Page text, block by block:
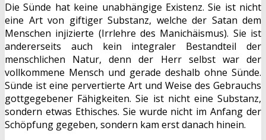
Die Sünde hat keine unabhängige Existenz. Sie ist nicht
eine Art von giftiger Substanz, welche der Satan dem
Menschen injizierte (Irrlehre des Manichäismus). Sie ist
andererseits auch kein integraler Bestandteil der
menschlichen Natur, denn der Herr selbst war der
vollkommene Mensch und gerade deshalb ohne Sünde.
Sünde ist eine pervertierte Art und Weise des Gebrauchs
gottgegebener Fähigkeiten. Sie ist nicht eine Substanz,
sondern etwas Ethisches. Sie wurde nicht im Anfang der
Schöpfung gegeben, sondern kam erst danach hinein.